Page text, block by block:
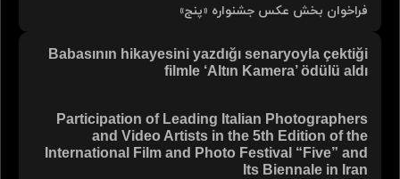
فراخوان بخش عکس جشنواره «پنج»
Babasının hikayesini yazdığı senaryoyla çektiği
filmle ‘Altın Kamera’ ödülü aldı
Participation of Leading Italian Photographers
and Video Artists in the 5th Edition of the
International Film and Photo Festival “Five” and
Its Biennale in Iran